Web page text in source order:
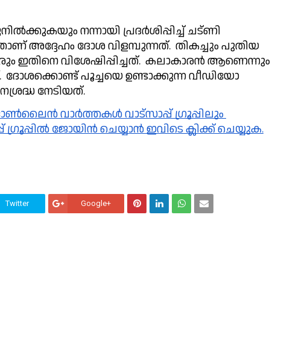
നന്നായി പ്രദർശിപ്പിച്ച് ചട്ണി
അദ്ദേഹം ദോശ വിളമ്പുന്നത്.  തികച്ചും പുതിയ
ഇതിനെ വിശേഷിപ്പിച്ചത്.  കലാകാരൻ ആണെന്നും
ദോശക്കൊണ്ട് പൂച്ചയെ ഉണ്ടാക്കുന്ന വീഡിയോ
നേടിയത്.
ജോയിൻ ചെയ്യാൻ ഇവിടെ ക്ലിക്ക് ചെയ്യുക.
Twitter Google+